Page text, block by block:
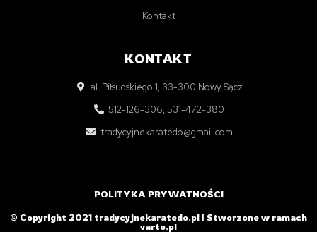
Kontakt
KONTAKT
al. Piłsudskiego 1, 33-300 Nowy Sącz
512-126-306, 531-472-380
tradycyjnekaratedo@gmail.com
© Copyright 2021 tradycyjnekaratedo.pl | Stworzone w ramach
varto.pl
POLITYKA PRYWATNOŚCI